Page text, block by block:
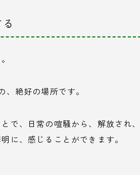
絶好の場所です。
で、日常の喧騒から、解放され、
に、感じることができます。